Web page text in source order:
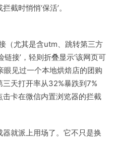
截时悄悄‘保活’。
（尤其是含utm、跳转第三方
接’，轻则折叠显示‘该网页可
眼见过一个本地烘焙店的团购
天打开率从32%暴跌到7%
卡在微信内置浏览器的拦截
就派上用场了。它不只是换